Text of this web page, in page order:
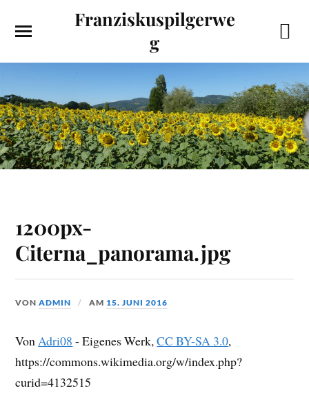
Franziskuspilgerwe
g
1200px-
Citerna_panorama.jpg
VONADMIN AM 15. JUNI 2016
Von Adri08 -Eigenes Werk,CC BY-SA 3.0,
https://commons.wikimedia.org/w/index.php?
curid=4132515